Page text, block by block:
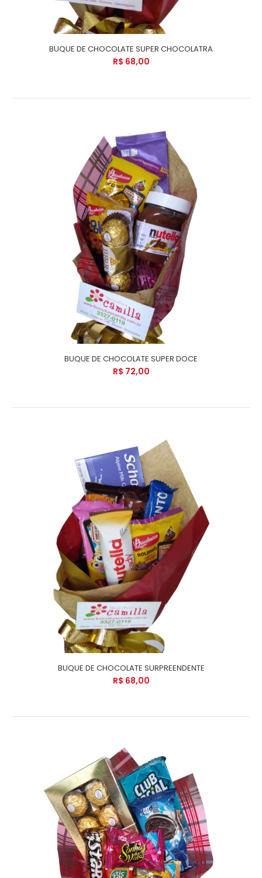
BUQUE DE CHOCOLATE SUPER CHOCOLATRA
R$ 68,00
BUQUE DE CHOCOLATE SUPER DOCE
R$ 72,00
BUQUE DE CHOCOLATE SURPREENDENTE
R$ 68,00